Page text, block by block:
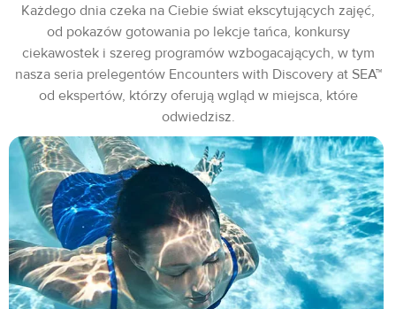
Każdego dnia czeka na Ciebie świat ekscytujących zajęć,
od pokazów gotowania po lekcje tańca, konkursy
ciekawostek i szereg programów wzbogacających, w tym
nasza seria prelegentów Encounters with Discovery at SEA™
od ekspertów, którzy oferują wgląd w miejsca, które
odwiedzisz.